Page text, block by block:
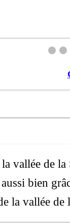
vallée de
bien
la vallée de